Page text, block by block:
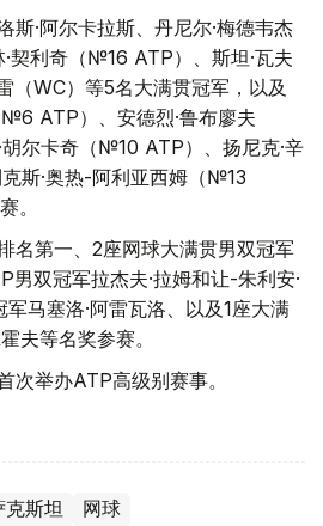
斯·阿尔卡拉斯、丹尼尔·梅德韦杰
利奇（№16 АТР）、斯坦·瓦夫
（WC）等5名大满贯冠军，以及
№6 АТР）、安德烈·鲁布廖夫
尔卡奇（№10 АТР）、扬尼克·辛
斯·奥热-阿利亚西姆（№13
。
名第一、2座网球大满贯男双冠军
男双冠军拉杰夫·拉姆和让-朱利安·
马塞洛·阿雷瓦洛、以及1座大满
夫等名奖参赛。
次举办ATP高级别赛事。
克斯坦 网球